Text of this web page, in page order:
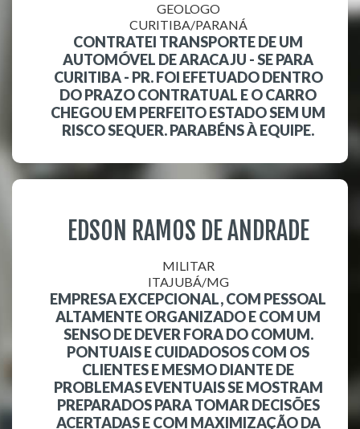
GEOLOGO
CURITIBA/PARANÁ
CONTRATEI TRANSPORTE DE UM
AUTOMÓVEL DE ARACAJU - SE PARA
CURITIBA - PR. FOI EFETUADO DENTRO
DO PRAZO CONTRATUAL E O CARRO
CHEGOU EM PERFEITO ESTADO SEM UM
RISCO SEQUER. PARABÉNS À EQUIPE.
EDSON RAMOS DE ANDRADE
MILITAR
ITAJUBÁ/MG
EMPRESA EXCEPCIONAL, COM PESSOAL
ALTAMENTE ORGANIZADO E COM UM
SENSO DE DEVER FORA DO COMUM.
PONTUAIS E CUIDADOSOS COM OS
CLIENTES E MESMO DIANTE DE
PROBLEMAS EVENTUAIS SE MOSTRAM
PREPARADOS PARA TOMAR DECISÕES
ACERTADAS E COM MAXIMIZAÇÃO DA